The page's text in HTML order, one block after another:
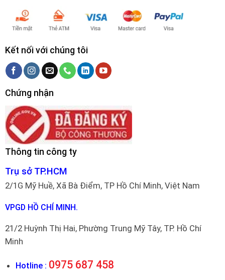
Kết nối với chúng tôi
Chứng nhận
Thông tin công ty
Trụ sở TP.HCM
2/1G Mỹ Huề, Xã Bà Điểm, TP Hồ Chí Minh, Việt Nam
VPGD HỒ CHÍ MINH.
21/2 Huỳnh Thị Hai, Phường Trung Mỹ Tây, TP. Hồ Chí
Minh
Hotline : 0975 687 458